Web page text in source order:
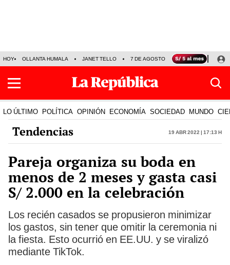
HOY OLLANTA HUMALA JANET TELLO 7 DE AGOSTO TINKA RESULTADOS
LO ÚLTIMO POLÍTICA OPINIÓN ECONOMÍA SOCIEDAD MUNDO
Tendencias 19 Abr 2022 | 17:13 h
Pareja organiza su boda en
menos de 2 meses y gasta casi
S/ 2.000 en la celebración
Los recién casados se propusieron minimizar
los gastos, sin tener que omitir la ceremonia ni
la fiesta. Esto ocurrió en EE.UU. y se viralizó
mediante TikTok.